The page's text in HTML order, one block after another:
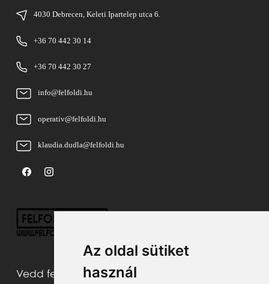
Az oldal sütiket
használ
4030 Debrecen, Keleti Ipartelep utca 6.
+36 70 442 30 14
+36 70 442 30 27
info@felfoldi.hu
operativ@felfoldi.hu
klaudia.dudla@felfoldi.hu
Vedd fel velünk a kapcsolatot